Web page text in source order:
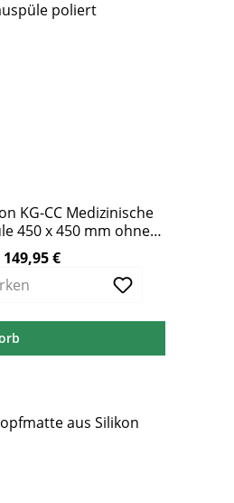
KG-CC Medizinische
450 x 450 mm ohne
Überlauf
149,95 €